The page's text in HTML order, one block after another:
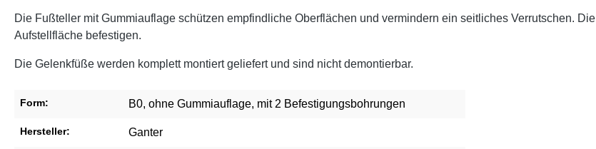
Die Fußteller mit Gummiauflage schützen empfindliche Oberflächen und vermindern ein seitliches Verrutschen.
Aufstellfläche befestigen.
Die Gelenkfüße werden komplett montiert geliefert und sind nicht demontierbar.
Form: B0, ohne Gummiauflage, mit 2 Befestigungsbohrungen
Hersteller: Ganter